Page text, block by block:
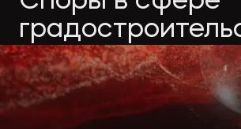
и
Банкротство
компании
в СМИ